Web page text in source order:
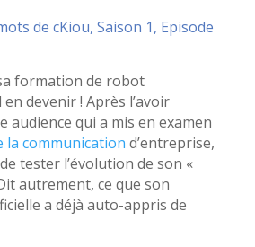
de cKiou, Saison 1, Episode
formation de robot
devenir ! Après l’avoir
audience qui a mis en examen
la communication d’entreprise,
tester l’évolution de son «
autrement, ce que son
a déjà auto-appris de